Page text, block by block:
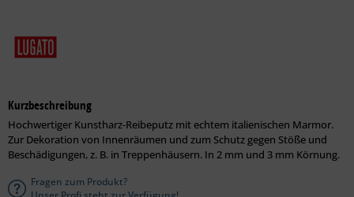
Kurzbeschreibung
Hochwertiger Kunstharz-Reibeputz mit echtem italienischen Marmor.
Zur Dekoration von Innenräumen und zum Schutz gegen Stöße und
Beschädigungen, z. B. in Treppenhäusern. In 2 mm und 3 mm Körnung.
Fragen zum Produkt?